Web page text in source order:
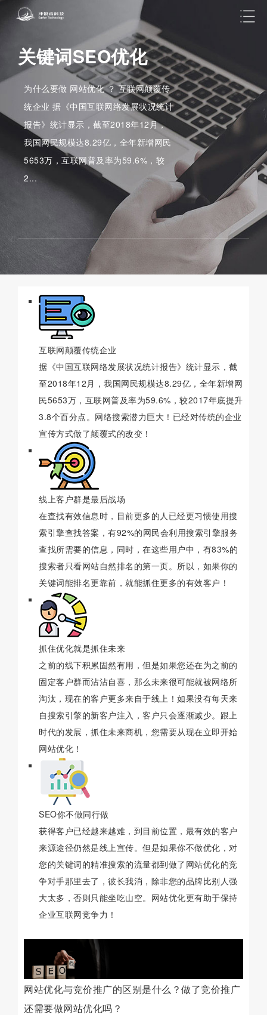
关键词SEO优化
为什么要做 网站优化 ？ 互联网颠覆传
统企业 据《中国互联网络发展状况统计
报告》统计显示，截至2018年12月，
我国网民规模达8.29亿，全年新增网民
5653万，互联网普及率为59.6%，较
2...
互联网颠覆传统企业
据《中国互联网络发展状况统计报告》统计显示，截
至2018年12月，我国网民规模达8.29亿，全年新增网
民5653万，互联网普及率为59.6%，较2017年底提升
3.8个百分点。网络搜索潜力巨大！已经对传统的企业
宣传方式做了颠覆式的改变！
线上客户群是最后战场
在查找有效信息时，目前更多的人已经更习惯使用搜
索引擎查找答案，有92%的网民会利用搜索引擎服务
查找所需要的信息，同时，在这些用户中，有83%的
搜索者只看网站自然排名的第一页。所以，如果你的
关键词能排名更靠前，就能抓住更多的有效客户！
抓住优化就是抓住未来
之前的线下积累固然有用，但是如果您还在为之前的
固定客户群而沾沾自喜，那么未来很可能就被网络所
淘汰，现在的客户更多来自于线上！如果没有每天来
自搜索引擎的新客户注入，客户只会逐渐减少。跟上
时代的发展，抓住未来商机，您需要从现在立即开始
网站优化！
SEO你不做同行做
获得客户已经越来越难，到目前位置，最有效的客户
来源途径仍然是线上宣传。但是如果你不做优化，对
您的关键词的精准搜索的流量都到做了网站优化的竞
争对手那里去了，彼长我消，除非您的品牌比别人强
大太多，否则只能坐吃山空。网站优化更有助于保持
企业互联网竞争力！
网站优化与竞价推广的区别是什么？做了竞价推广
还需要做网站优化吗？